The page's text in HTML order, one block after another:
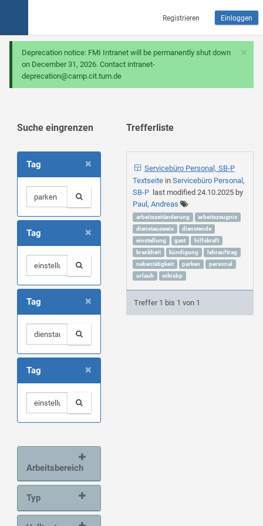
Registrieren Einloggen
×
Deprecation notice: FMI Intranet will be permanently shut down
on December 31, 2026. Contact intranet-
deprecation@camp.cit.tum.de
Suche eingrenzen
×
Tag
×
Tag
×
Tag
×
Tag
Arbeitsbereich
Typ
Trefferliste
Servicebüro Personal, SB-P
Textseite in Servicebüro Personal,
SB-Plast modified 24.10.2025by
Paul, Andreas
arbeitszeitänderung
arbeitszeugnis
dienstausweis
dienstende
einstellung
gast
hilfskraft
krankheit
kündigung
lehrauftrag
nebentätigkeit
parken
personal
urlaub
wikisbp
Treffer 1 bis 1 von 1